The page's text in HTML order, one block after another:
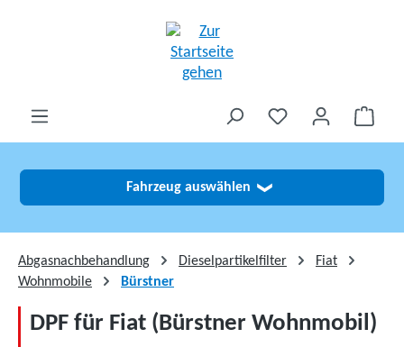
Fahrzeug auswählen ❯
Abgasnachbehandlung Dieselpartikelfilter
Fiat
Wohnmobile
Bürstner
DPF für Fiat (Bürstner Wohnmobil)